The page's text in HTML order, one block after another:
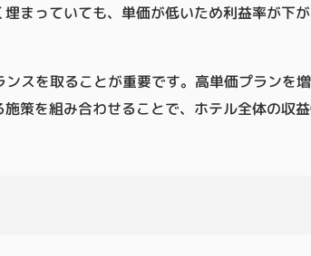
まっていても、単価が低いため利益率が下
スを取ることが重要です。高単価プランを
策を組み合わせることで、ホテル全体の収